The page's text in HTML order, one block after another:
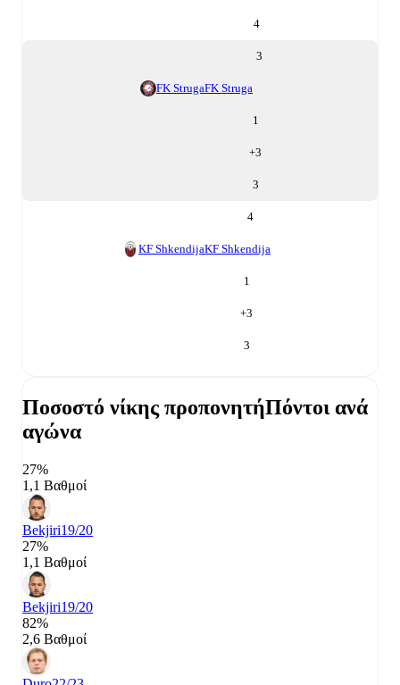
4
3
FK StrugaFK Struga
1
+3
3
4
KF ShkendijaKF Shkendija
1
+3
3
Ποσοστό νίκης προπονητήΠόντοι ανά
αγώνα
27%
1,1 Βαθμοί
Bekjiri19/20
27%
1,1 Βαθμοί
Bekjiri19/20
82%
2,6 Βαθμοί